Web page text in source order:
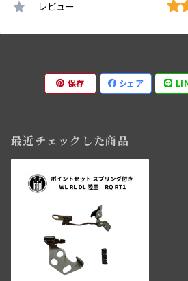
レビュー
保存 シェア
最近チェックした商品